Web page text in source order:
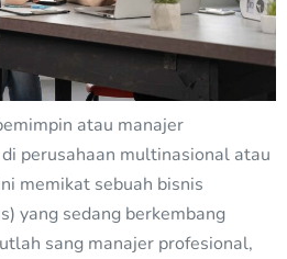
atau manajer
perusahaan multinasional atau
memikat sebuah bisnis
yang sedang berkembang
sang manajer profesional,